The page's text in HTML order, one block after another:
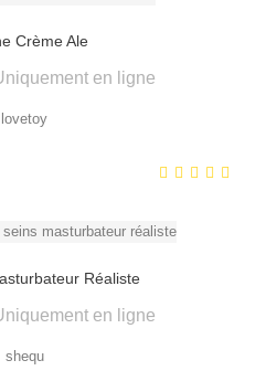
Crème Ale
en ligne
lovetoy
Réaliste
en ligne
shequ